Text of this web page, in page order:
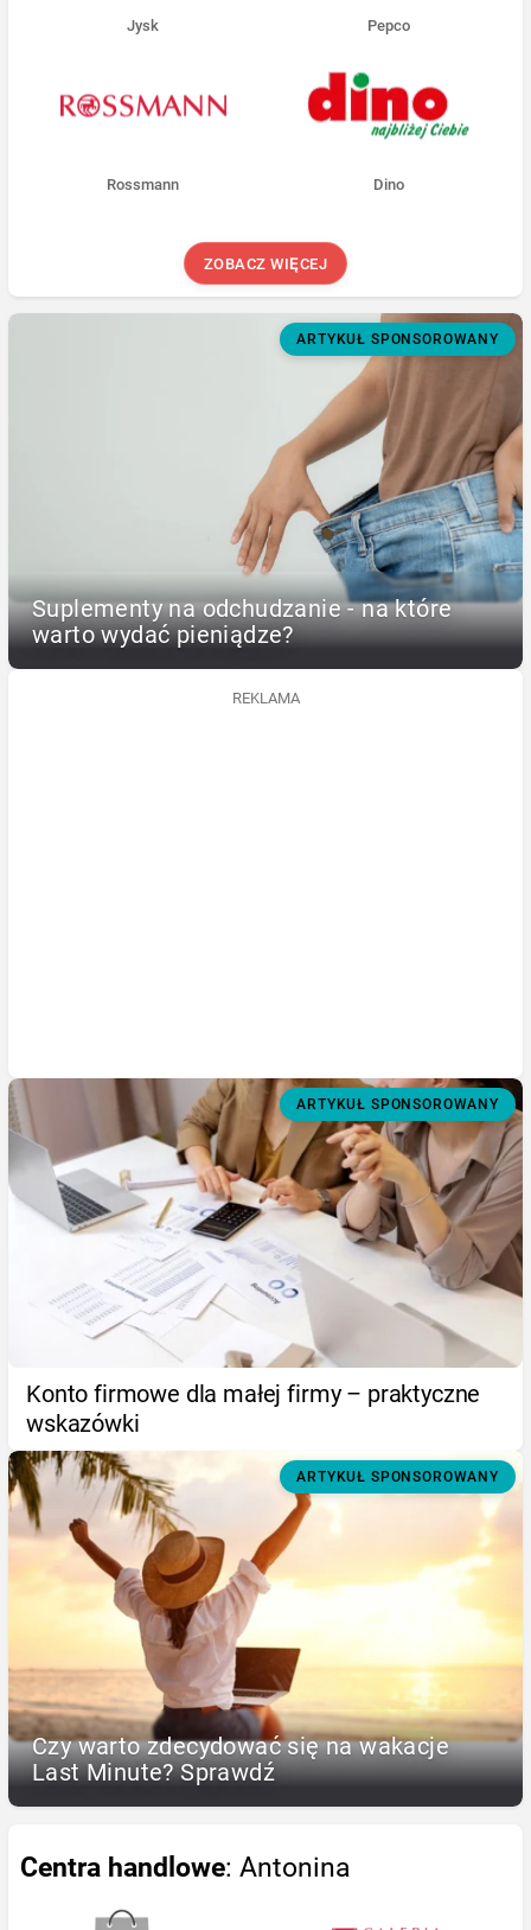
Jysk Pepco
Rossmann Dino
ZOBACZ WIĘCEJ
ARTYKUŁ SPONSOROWANY
Suplementy na odchudzanie - na które
warto wydać pieniądze?
REKLAMA
ARTYKUŁ SPONSOROWANY
Konto firmowe dla małej firmy – praktyczne
wskazówki
ARTYKUŁ SPONSOROWANY
Czy warto zdecydować się na wakacje
Last Minute? Sprawdź
Centra handlowe: Antonina